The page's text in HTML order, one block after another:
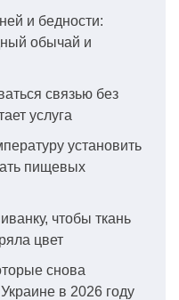
и бедности:
обычай и
связью без
услуга
установить
пищевых
чтобы ткань
цвет
снова
в 2026 году